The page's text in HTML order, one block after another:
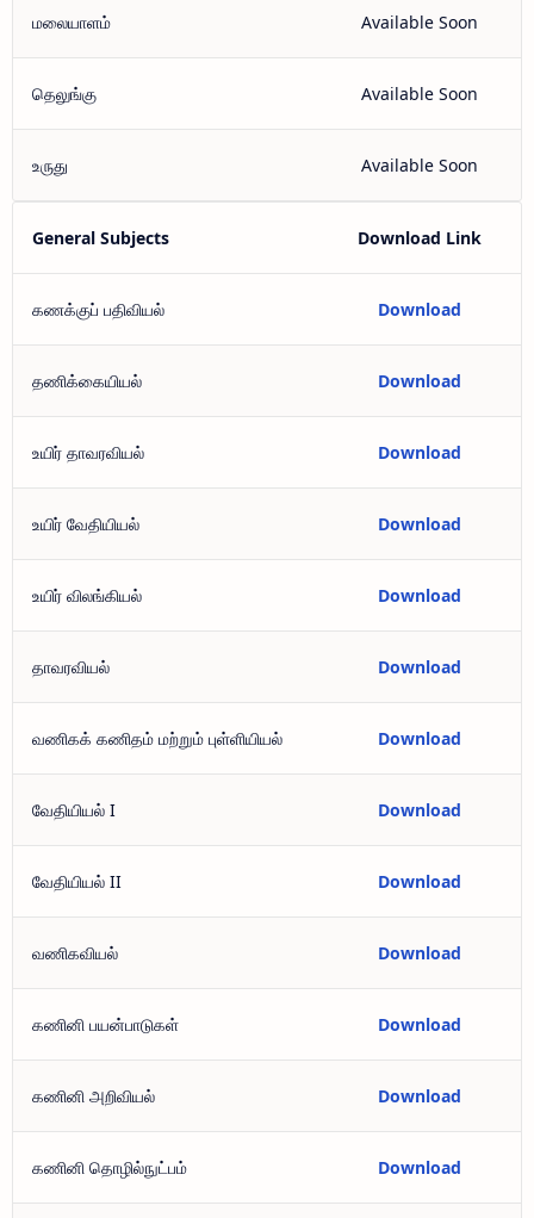
மலையாளம் Available Soon
தெலுங்கு Available Soon
உருது Available Soon
General Subjects Download Link
கணக்குப் பதிவியல் Download
தணிக்கையியல் Download
உயிர் தாவரவியல் Download
உயிர் வேதியியல் Download
உயிர் விலங்கியல் Download
தாவரவியல் Download
வணிகக் கணிதம் மற்றும் புள்ளியியல் Download
வேதியியல் I Download
வேதியியல் II Download
வணிகவியல் Download
கணினி பயன்பாடுகள் Download
கணினி அறிவியல் Download
கணினி தொழில்நுட்பம் Download